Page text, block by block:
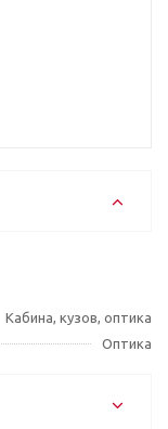
Кабина, кузов, оптика
Оптика